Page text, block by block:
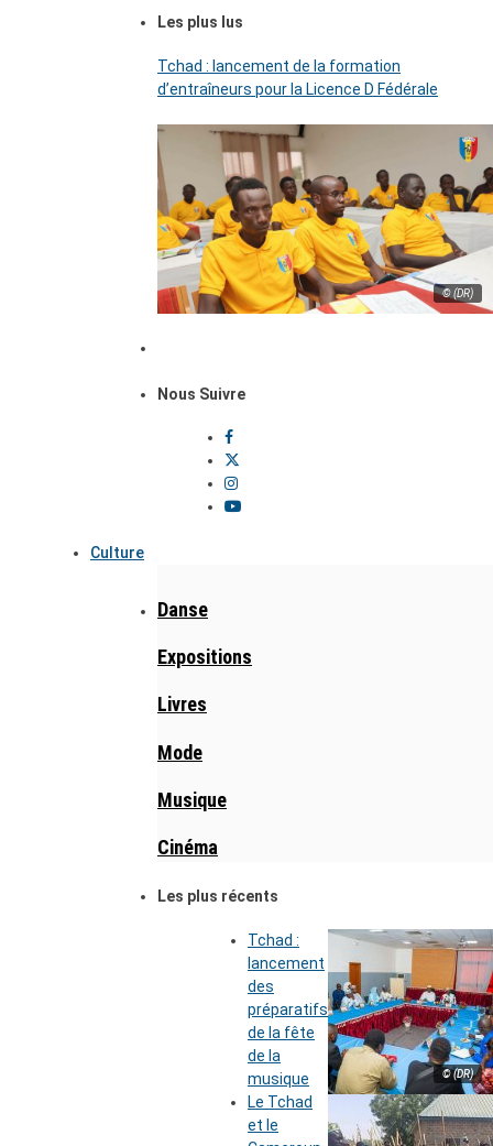
Les plus lus
Tchad : lancement de la formation
d’entraîneurs pour la Licence D Fédérale
© (DR)
Nous Suivre
Culture
Danse
Expositions
Livres
Mode
Musique
Cinéma
Les plus récents
© (DR)
Tchad :
lancement
des
préparatifs
de la fête
de la
musique
Le Tchad
et le